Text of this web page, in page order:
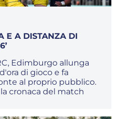
E A DISTANZA DI
Edimburgo allunga
di gioco e fa
al proprio pubblico.
cronaca del match